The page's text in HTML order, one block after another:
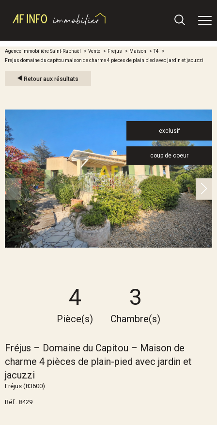
Agence immobilière Saint-Raphaël Vente Frejus Maison
T4
Frejus domaine du capitou maison de charme 4 pieces de plain pied avec jardin et jacuzzi
Retour aux résultats
exclusif
coup de coeur
4
Pièce(s)
3
Chambre(s)
Fréjus – Domaine du Capitou – Maison de
charme 4 pièces de plain-pied avec jardin et
jacuzzi
Fréjus (83600)
Réf : 8429